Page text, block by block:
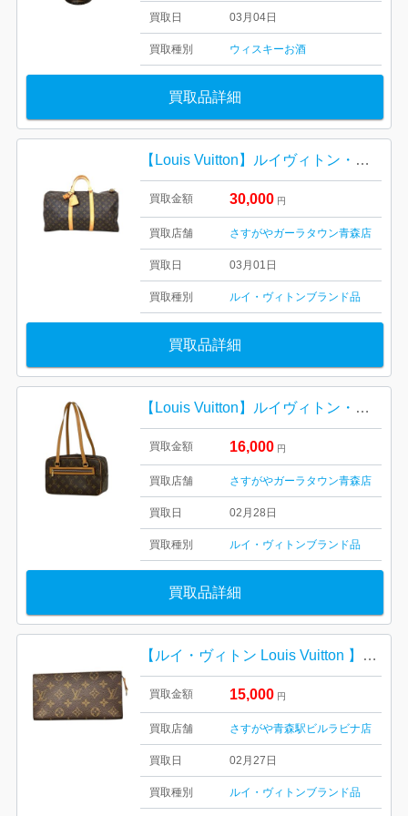
買取日 03月04日
買取種別 ウィスキーお酒
買取品詳細
【Louis Vuitton】ルイヴィトン・モノグラム・キーポル55・ブランドバッグ・ショルダーバッグ
買取金額 30,000 円
買取店舗 さすがやガーラタウン青森店
買取日 03月01日
買取種別 ルイ・ヴィトンブランド品
買取品詳細
【Louis Vuitton】ルイヴィトン・モノグラム・シテMM・ブランドバッグ・ショルダーバッグ
買取金額 16,000 円
買取店舗 さすがやガーラタウン青森店
買取日 02月28日
買取種別 ルイ・ヴィトンブランド品
買取品詳細
【ルイ・ヴィトン Louis Vuitton 】ポーチ・モノグラム・レザー・キャンバス・レディース・ブランド
買取金額 15,000 円
買取店舗 さすがや青森駅ビルラビナ店
買取日 02月27日
買取種別 ルイ・ヴィトンブランド品